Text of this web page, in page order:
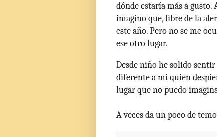
dónde estaría más a
imagino que, libre de la
este año. Pero no se me
ese otro lugar.
Desde niño he solido
diferente a mí quien
lugar que no puedo
A veces da un poco de